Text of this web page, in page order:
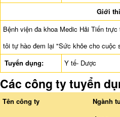
Giới
Bệnh viện đa khoa Medic Hải Tiến
tôi tự hào đem lại "Sức khỏe cho cuộc
Tuyển dụng:
Y tế- Dược
Các công ty tuyển
Tên công ty
Ngành